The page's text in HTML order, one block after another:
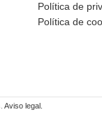
Política de
Política de
Aviso legal.